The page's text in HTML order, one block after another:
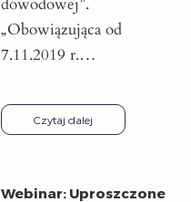
„Obowiązująca od
7.11.2019 r.…
Czytaj dalej
Webinar: Uproszczone